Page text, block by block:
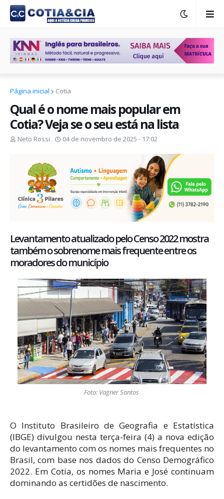
Página inicial Cotia
Qual é o nome mais popular em
Cotia? Veja se o seu está na lista
Neto Rossi 04 de novembro de 2025 - 17:02
Levantamento atualizado pelo Censo 2022 mostra
também o sobrenome mais frequente entre os
moradores do município
Foto: Vagner Santos
O Instituto Brasileiro de Geografia e Estatística
(IBGE) divulgou nesta terça-feira (4) a nova edição
do levantamento com os nomes mais frequentes no
Brasil, com base nos dados do Censo Demográfico
2022. Em Cotia, os nomes Maria e José continuam
dominando as certidões de nascimento.